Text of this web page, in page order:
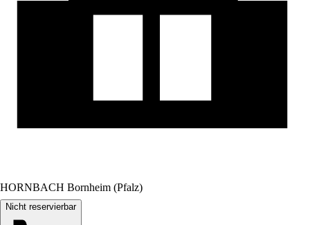
HORNBACH Bornheim (Pfalz)
Nicht reservierbar